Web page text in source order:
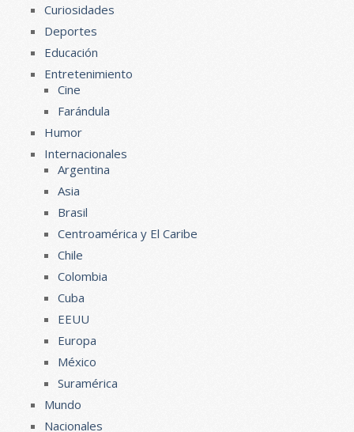
Curiosidades
Deportes
Educación
Entretenimiento
Cine
Farándula
Humor
Internacionales
Argentina
Asia
Brasil
Centroamérica y El Caribe
Chile
Colombia
Cuba
EEUU
Europa
México
Suramérica
Mundo
Nacionales